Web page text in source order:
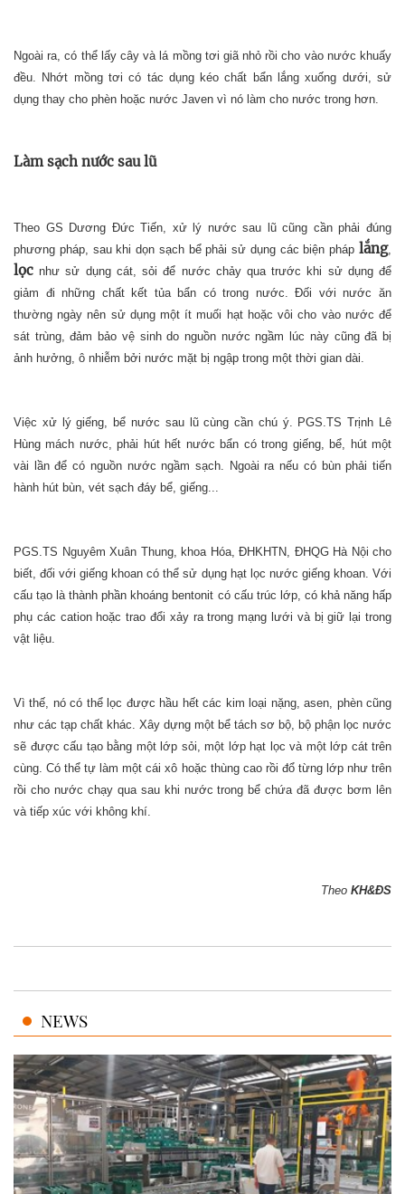
Ngoài ra, có thể lấy cây và lá mồng tơi giã nhỏ rồi cho vào nước khuấy
đều. Nhớt mồng tơi có tác dụng kéo chất bẩn lắng xuống dưới, sử
dụng thay cho phèn hoặc nước Javen vì nó làm cho nước trong hơn.
Làm sạch nước sau lũ
Theo GS Dương Đức Tiến, xử lý nước sau lũ cũng cần phải đúng
phương pháp, sau khi dọn sạch bể phải sử dụng các biện pháp lắng,
lọcnhư sử dụng cát, sỏi để nước chảy qua trước khi sử dụng để
giảm đi những chất kết tủa bẩn có trong nước. Đối với nước ăn
thường ngày nên sử dụng một ít muối hạt hoặc vôi cho vào nước để
sát trùng, đảm bảo vệ sinh do nguồn nước ngầm lúc này cũng đã bị
ảnh hưởng, ô nhiễm bởi nước mặt bị ngập trong một thời gian dài.
Việc xử lý giếng, bể nước sau lũ cùng cần chú ý. PGS.TS Trịnh Lê
Hùng mách nước, phải hút hết nước bẩn có trong giếng, bể, hút một
vài lần để có nguồn nước ngầm sạch. Ngoài ra nếu có bùn phải tiến
hành hút bùn, vét sạch đáy bể, giếng...
PGS.TS Nguyêm Xuân Thung, khoa Hóa, ĐHKHTN, ĐHQG Hà Nội cho
biết, đối với giếng khoan có thể sử dụng hạt lọc nước giếng khoan. Với
cấu tạo là thành phần khoáng bentonit có cấu trúc lớp, có khả năng hấp
phụ các cation hoặc trao đổi xảy ra trong mạng lưới và bị giữ lại trong
vật liệu.
Vì thế, nó có thể lọc được hầu hết các kim loại nặng, asen, phèn cũng
như các tạp chất khác. Xây dựng một bể tách sơ bộ, bộ phận lọc nước
sẽ được cấu tạo bằng một lớp sỏi, một lớp hạt lọc và một lớp cát trên
cùng. Có thể tự làm một cái xô hoặc thùng cao rồi đổ từng lớp như trên
rồi cho nước chạy qua sau khi nước trong bể chứa đã được bơm lên
và tiếp xúc với không khí.
Theo KH&ĐS
NEWS